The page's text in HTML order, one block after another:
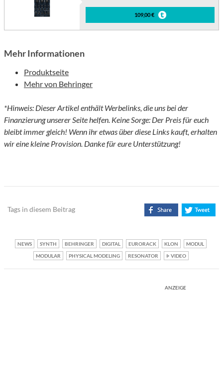
109,00 €
Mehr Informationen
Produktseite
Mehr von Behringer
*Hinweis: Dieser Artikel enthält Werbelinks, die uns bei der
Finanzierung unserer Seite helfen. Keine Sorge: Der Preis für euch
bleibt immer gleich! Wenn ihr etwas über diese Links kauft, erhalten
wir eine kleine Provision. Danke für eure Unterstützung!
Tags in diesem Beitrag
NEWS SYNTH BEHRINGER DIGITAL EURORACK KLON
MODUL
MODULAR
PHYSICAL MODELING RESONATOR VIDEO
ANZEIGE